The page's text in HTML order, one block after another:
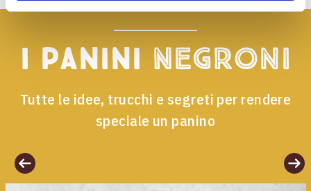
I panini Negroni
Tutte le idee, trucchi e segreti per rendere
speciale un panino